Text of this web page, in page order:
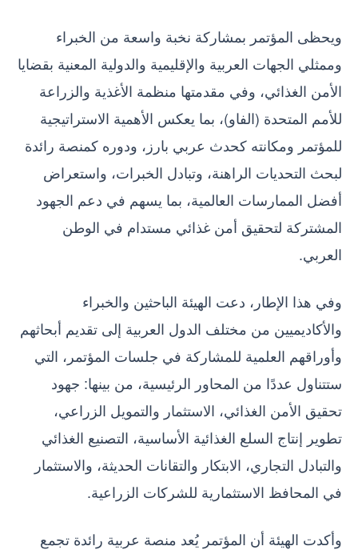
ويحظى المؤتمر بمشاركة نخبة واسعة من الخبراء
وممثلي الجهات العربية والإقليمية والدولية المعنية بقضايا
الأمن الغذائي، وفي مقدمتها منظمة الأغذية والزراعة
للأمم المتحدة (الفاو)، بما يعكس الأهمية الاستراتيجية
للمؤتمر ومكانته كحدث عربي بارز، ودوره كمنصة رائدة
لبحث التحديات الراهنة، وتبادل الخبرات، واستعراض
أفضل الممارسات العالمية، بما يسهم في دعم الجهود
المشتركة لتحقيق أمن غذائي مستدام في الوطن
العربي.
وفي هذا الإطار، دعت الهيئة الباحثين والخبراء
والأكاديميين من مختلف الدول العربية إلى تقديم أبحاثهم
وأوراقهم العلمية للمشاركة في جلسات المؤتمر، التي
ستتناول عددًا من المحاور الرئيسية، من بينها: جهود
تحقيق الأمن الغذائي، الاستثمار والتمويل الزراعي،
تطوير إنتاج السلع الغذائية الأساسية، التصنيع الغذائي
والتبادل التجاري، الابتكار والتقانات الحديثة، والاستثمار
في المحافظ الاستثمارية للشركات الزراعية.
وأكدت الهيئة أن المؤتمر يُعد منصة عربية رائدة تجمع